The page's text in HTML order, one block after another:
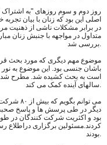
اصلی این بود که زنان با بیان
در برابر مشکلات ناشی از ذهنیت
متداول در مواجهه با جنبش زنان
باشان جنسی بود. این موضوع به
است به بحث کشیده شد. مطرح شدن
دیگر در طی پرسش ها و پاسخ صحبت
بود و اکثریت شرکت کنندگان در
کردند.مسئولین برگزاری دراطلاع